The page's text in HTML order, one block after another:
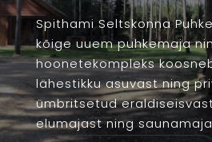
Spithami Seltskonna
kõige uuem puhkemaja
hoonetekompleks
lähestikku asuvast ning
ümbritsetud
elumajast ning